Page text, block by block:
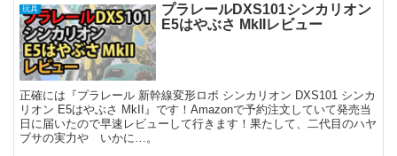
玩具
プラレールDXS101シンカリオン
E5はやぶさ MkIIレビュー
正確には『プラレール 新幹線変形ロボ シンカリオン DXS101 シンカ
リオン E5はやぶさ MkII』です！Amazonで予約注文していて発売当
日に届いたので早速レビューして行きます！果たして、二代目のハヤ
ブサの実力や いかに…。